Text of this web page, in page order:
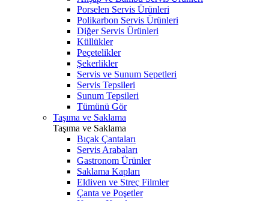
Porselen Servis Ürünleri
Polikarbon Servis Ürünleri
Diğer Servis Ürünleri
Küllükler
Peçetelikler
Şekerlikler
Servis ve Sunum Sepetleri
Servis Tepsileri
Sunum Tepsileri
Tümünü Gör
Taşıma ve Saklama
Taşıma ve Saklama
Bıçak Çantaları
Servis Arabaları
Gastronom Ürünler
Saklama Kapları
Eldiven ve Streç Filmler
Çanta ve Poşetler